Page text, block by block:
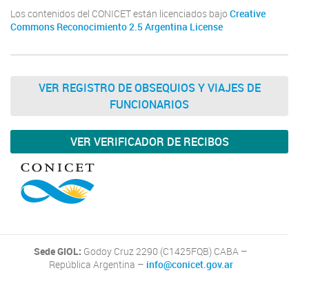
Los contenidos del CONICET están licenciados bajo Creative
Commons Reconocimiento 2.5 Argentina License
VER REGISTRO DE OBSEQUIOS Y VIAJES DE
FUNCIONARIOS
VER VERIFICADOR DE RECIBOS
Sede GIOL: Godoy Cruz 2290 (C1425FQB) CABA –
República Argentina – info@conicet.gov.ar